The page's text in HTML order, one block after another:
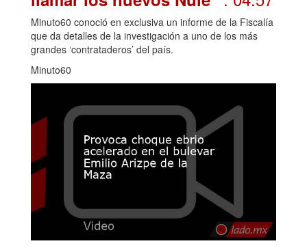
Minuto60 conoció en exclusiva un informe de la Fiscalía
que da detalles de la investigación a uno de los más
grandes ‘contrataderos’ del país.
Minuto60